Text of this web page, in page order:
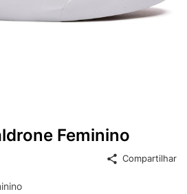
Feminino
Compartilhar